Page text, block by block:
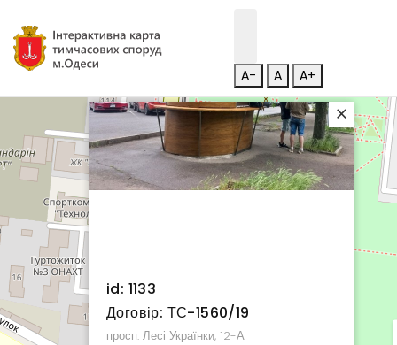
A- A A+
id: 1133
Договір: ТС-1560/19
просп. Лесі Українки, 12-А
×